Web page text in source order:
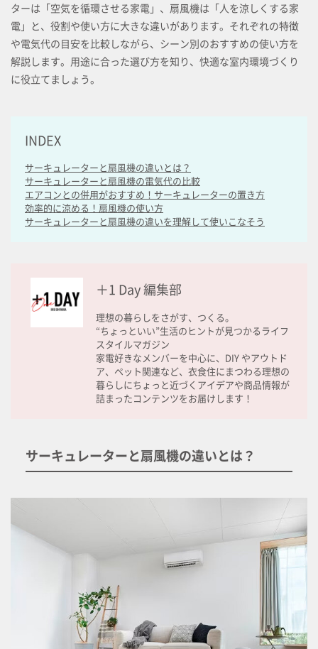
ターは「空気を循環させる家電」、扇風機は「人を涼しくする家
電」と、役割や使い方に大きな違いがあります。それぞれの特徴
や電気代の目安を比較しながら、シーン別のおすすめの使い方を
解説します。用途に合った選び方を知り、快適な室内環境づくり
に役立てましょう。
INDEX
サーキュレーターと扇風機の違いとは？
サーキュレーターと扇風機の電気代の比較
エアコンとの併用がおすすめ！サーキュレーターの置き方
効率的に涼める！扇風機の使い方
サーキュレーターと扇風機の違いを理解して使いこなそう
＋1 Day 編集部
理想の暮らしをさがす、つくる。
“ちょっといい”生活のヒントが見つかるライフ
スタイルマガジン
家電好きなメンバーを中心に、DIY やアウトド
ア、ペット関連など、衣食住にまつわる理想の
暮らしにちょっと近づくアイデアや商品情報が
詰まったコンテンツをお届けします！
サーキュレーターと扇風機の違いとは？